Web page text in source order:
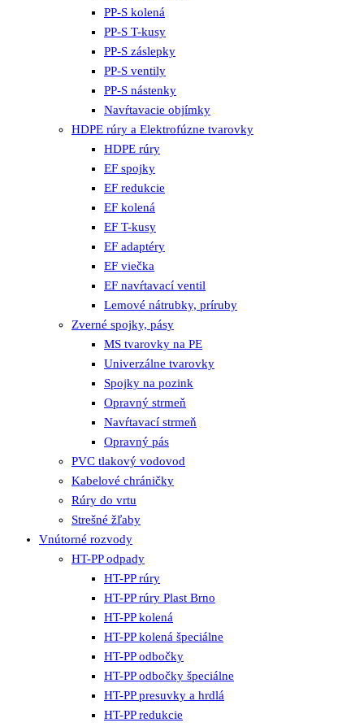
PP-S kolená
PP-S T-kusy
PP-S záslepky
PP-S ventily
PP-S nástenky
Navŕtavacie objímky
HDPE rúry a Elektrofúzne tvarovky
HDPE rúry
EF spojky
EF redukcie
EF kolená
EF T-kusy
EF adaptéry
EF viečka
EF navŕtavací ventil
Lemové nátrubky, príruby
Zverné spojky, pásy
MS tvarovky na PE
Univerzálne tvarovky
Spojky na pozink
Opravný strmeň
Navŕtavací strmeň
Opravný pás
PVC tlakový vodovod
Kabelové chráničky
Rúry do vrtu
Strešné žľaby
Vnútorné rozvody
HT-PP odpady
HT-PP rúry
HT-PP rúry Plast Brno
HT-PP kolená
HT-PP kolená špeciálne
HT-PP odbočky
HT-PP odbočky špeciálne
HT-PP presuvky a hrdlá
HT-PP redukcie